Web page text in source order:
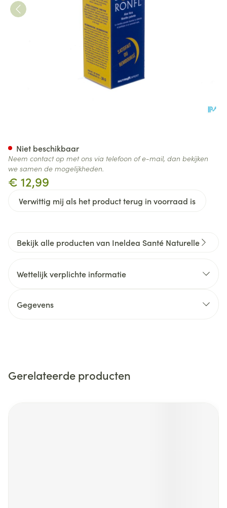
€ 12,99
Verwittig mij als het product terug in voorraad is
Niet beschikbaar
Neem contact op met ons via telefoon of e-mail, dan bekijken
we samen de mogelijkheden.
Bekijk alle producten van Ineldea Santé Naturelle
Wettelijk verplichte informatie
Gegevens
Gerelateerde producten